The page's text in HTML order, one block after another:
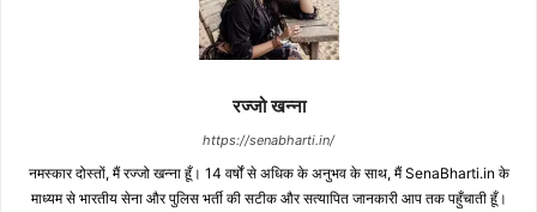
रज्जो खन्ना
https://senabharti.in/
नमस्कार दोस्तों, मैं रज्जो खन्ना हूँ। 14 वर्षों से अधिक के अनुभव के साथ, मैं SenaBharti.in के
माध्यम से भारतीय सेना और पुलिस भर्ती की सटीक और सत्यापित जानकारी आप तक पहुँचाती हूँ।